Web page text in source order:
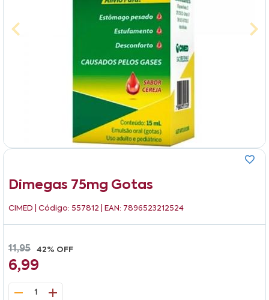
Dimegas 75mg Gotas
CIMED | Código: 557812 | EAN: 7896523212524
11,95 42% OFF
6,99
1